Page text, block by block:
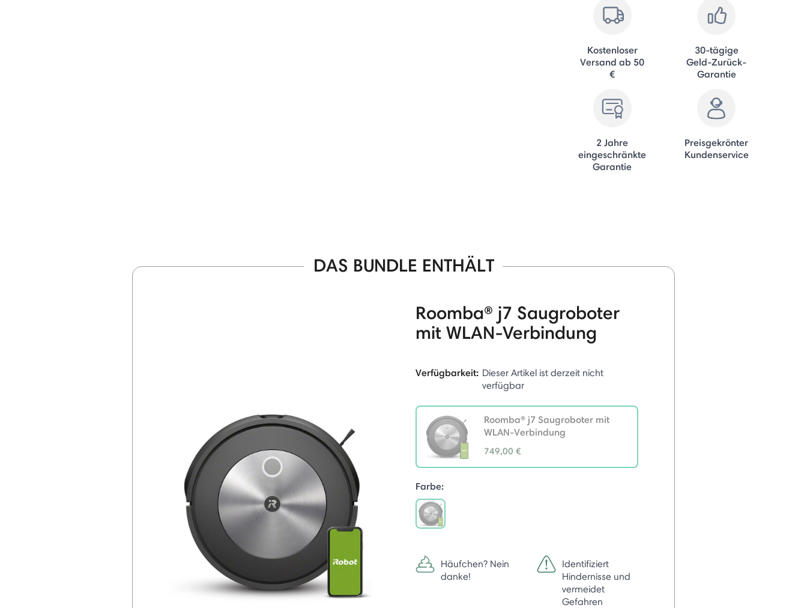
Kostenloser
Versand ab 50
€
30-tägige
Geld-Zurück-
Garantie
2 Jahre
eingeschränkte
Garantie
Preisgekrönter
Kundenservice
DAS BUNDLE ENTHÄLT
Roomba® j7 Saugroboter
mit WLAN-Verbindung
Verfügbarkeit: Dieser Artikel ist derzeit nicht
verfügbar
Roomba® j7 Saugroboter mit
WLAN-Verbindung
749,00 €
selected
Farbe:
Häufchen? Nein
danke!
Identifiziert
Hindernisse und
vermeidet
Gefahren